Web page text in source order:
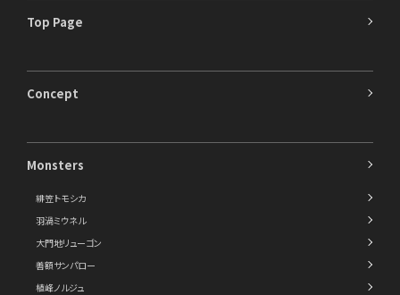
Top Page
Concept
Monsters
緋笠トモシカ
羽渦ミウネル
大門地リューゴン
善額サンパロー
植峰ノルジュ